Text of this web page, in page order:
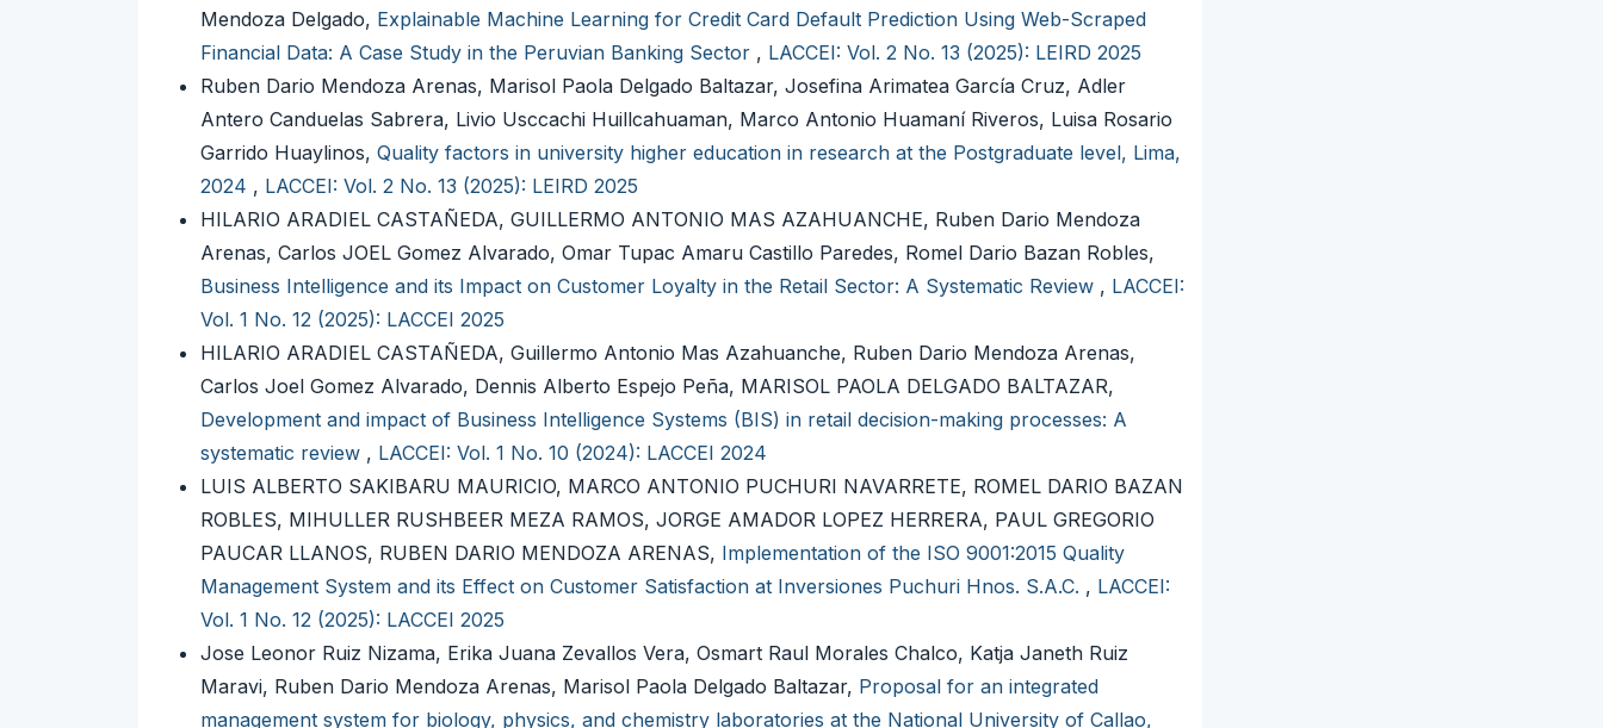
Mendoza Delgado, Explainable Machine Learning for Credit Card Default Prediction Using Web-Scraped
Financial Data: A Case Study in the Peruvian Banking Sector , LACCEI: Vol. 2 No. 13 (2025): LEIRD 2025
Ruben Dario Mendoza Arenas, Marisol Paola Delgado Baltazar, Josefina Arimatea García Cruz, Adler
Antero Canduelas Sabrera, Livio Usccachi Huillcahuaman, Marco Antonio Huamaní Riveros, Luisa Rosario
Garrido Huaylinos, Quality factors in university higher education in research at the Postgraduate level, Lima,
2024 , LACCEI: Vol. 2 No. 13 (2025): LEIRD 2025
HILARIO ARADIEL CASTAÑEDA, GUILLERMO ANTONIO MAS AZAHUANCHE, Ruben Dario Mendoza
Arenas, Carlos JOEL Gomez Alvarado, Omar Tupac Amaru Castillo Paredes, Romel Dario Bazan Robles,
Business Intelligence and its Impact on Customer Loyalty in the Retail Sector: A Systematic Review , LACCEI:
Vol. 1 No. 12 (2025): LACCEI 2025
HILARIO ARADIEL CASTAÑEDA, Guillermo Antonio Mas Azahuanche, Ruben Dario Mendoza Arenas,
Carlos Joel Gomez Alvarado, Dennis Alberto Espejo Peña, MARISOL PAOLA DELGADO BALTAZAR,
Development and impact of Business Intelligence Systems (BIS) in retail decision-making processes: A
systematic review , LACCEI: Vol. 1 No. 10 (2024): LACCEI 2024
LUIS ALBERTO SAKIBARU MAURICIO, MARCO ANTONIO PUCHURI NAVARRETE, ROMEL DARIO BAZAN
ROBLES, MIHULLER RUSHBEER MEZA RAMOS, JORGE AMADOR LOPEZ HERRERA, PAUL GREGORIO
PAUCAR LLANOS, RUBEN DARIO MENDOZA ARENAS, Implementation of the ISO 9001:2015 Quality
Management System and its Effect on Customer Satisfaction at Inversiones Puchuri Hnos. S.A.C. , LACCEI:
Vol. 1 No. 12 (2025): LACCEI 2025
Jose Leonor Ruiz Nizama, Erika Juana Zevallos Vera, Osmart Raul Morales Chalco, Katja Janeth Ruiz
Maravi, Ruben Dario Mendoza Arenas, Marisol Paola Delgado Baltazar, Proposal for an integrated
management system for biology, physics, and chemistry laboratories at the National University of Callao,